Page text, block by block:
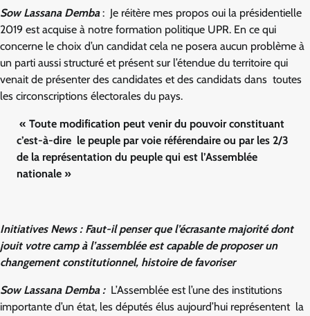
Sow Lassana Demba : Je réitère mes propos oui la présidentielle
2019 est acquise à notre formation politique UPR. En ce qui
concerne le choix d’un candidat cela ne posera aucun problème à
un parti aussi structuré et présent sur l’étendue du territoire qui
venait de présenter des candidates et des candidats dans toutes
les circonscriptions électorales du pays.
« Toute modification peut venir du pouvoir constituant
c’est-à-dire le peuple par voie référendaire ou par les 2/3
de la représentation du peuple qui est l’Assemblée
nationale »
Initiatives News : Faut-il penser que l’écrasante majorité dont
jouit votre camp à l’assemblée est capable de proposer un
changement constitutionnel, histoire de favoriser
Sow Lassana Demba : L’Assemblée est l’une des institutions
importante d’un état, les députés élus aujourd’hui représentent la